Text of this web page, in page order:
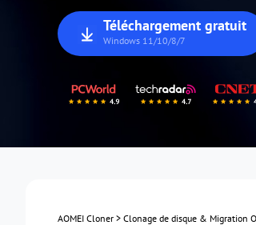
Téléchargement gratuit
Windows 11/10/8/7
AOMEI Cloner > Clonage de disque & Migration